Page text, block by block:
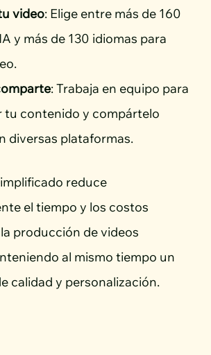
video: Elige entre más de 160
y más de 130 idiomas para
: Trabaja en equipo para
tu contenido y compártelo
diversas plataformas.
reduce
el tiempo y los costos
producción de videos
al mismo tiempo un
calidad y personalización.